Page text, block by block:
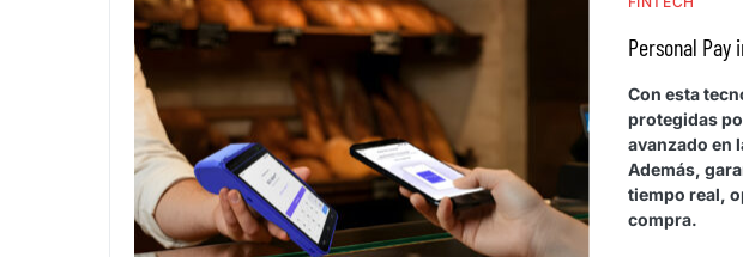
Personal Pay
Con esta
protegidas
avanzado en
Además,
tiempo real,
compra.